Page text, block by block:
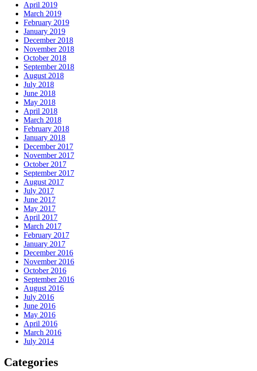
April 2019
March 2019
February 2019
January 2019
December 2018
November 2018
October 2018
September 2018
August 2018
July 2018
June 2018
May 2018
April 2018
March 2018
February 2018
January 2018
December 2017
November 2017
October 2017
September 2017
August 2017
July 2017
June 2017
May 2017
April 2017
March 2017
February 2017
January 2017
December 2016
November 2016
October 2016
September 2016
August 2016
July 2016
June 2016
May 2016
April 2016
March 2016
July 2014
Categories